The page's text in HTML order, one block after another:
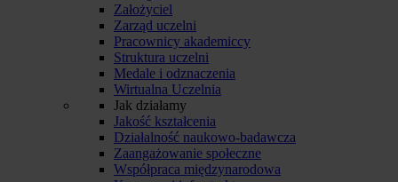
Założyciel
Zarząd uczelni
Pracownicy akademiccy
Struktura uczelni
Medale i odznaczenia
Wirtualna Uczelnia
Jak działamy
Jakość kształcenia
Działalność naukowo-badawcza
Zaangażowanie społeczne
Współpraca międzynarodowa